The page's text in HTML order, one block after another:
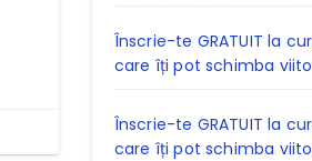
Înscrie-te GRATUIT la
care îți pot schimba
Înscrie-te GRATUIT la
care îți pot schimba